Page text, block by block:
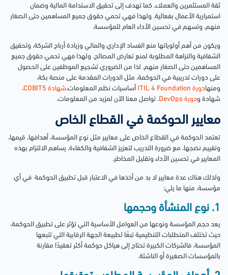
ثقة المستثمرين والعملاء. كما تهدف إلى تحقيق الاستدامة المالية وضمان
استمرارية الأعمال بفعالية. ولهذا فهي تحمي حقوق جميع المساهمين حتى الصغار
منهم، وتسهم في تحسين الأداء العام للمؤسسة.
ويكون من أهم أولوياتها منع الفساد الإداري والمالي وزيادة أرباح الشركة، وتحقيق
الشفافية والنزاهة المطلوبة لمنع تعارض المصالح. ولهذا فهي تحمي حقوق جميع
المساهمين حتى الصغار منهم. لذا من الضروري تشجيع الموظفين على الحصول
على دورات تدريبية في الحوكمة، مثل الدورات المقدمة على منصة بكة،
ومنهادورة ITIL 4 Foundation أساسيات نظم المعلومات،شهادة COBIT5
،
شهادة ودورة DevOps . تواصل معنا الآن لمزيد من المعلومات.
معايير الحوكمة في القطاع الخاص
تعتمد الحوكمة في القطاع الخاص على معايير مثل نوع المؤسسة، أهدافها، قيمها،
وتقييم نضجها، مع ضرورة التدريب لتعزيز الشفافية والكفاءة. يساهم الالتزام بهذه
المعايير في تحسين الأداء وتقليل المخاطر.
ولذلك هناك عدة معايير لا بد من أخذها في الاعتبار قبل تطبيق الحوكمة في أي
مؤسسة، منها ما يلي:
1. نوع المنشأة وحجمها
يعد حجم المؤسسة ونوعها من العوامل الأساسية التي تؤثر على تطبيق الحوكمة،
حيث تختلف المتطلبات التنظيمية تبعًا لطبيعة الجهة الرقابية التي تتبعها
المؤسسة. فالشركات الكبيرة تحتاج إلى هياكل حوكمة أكثر تعقيدًا مقارنة
بالمؤسسات الصغيرة أو الناشئة.